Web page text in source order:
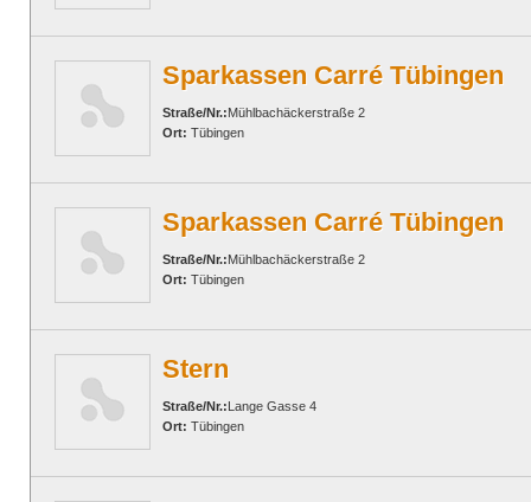
Sparkassen Carré Tübingen
Straße/Nr.:Mühlbachäckerstraße 2
Ort: Tübingen
Sparkassen Carré Tübingen
Straße/Nr.:Mühlbachäckerstraße 2
Ort: Tübingen
Stern
Straße/Nr.:Lange Gasse 4
Ort: Tübingen